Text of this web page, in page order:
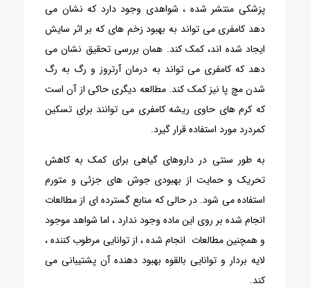
پزشکی منتشر شده ، شواهدی وجود دارد که نشان می
دهد کامفری می تواند به بهبود زخم های که بر اثر سایش
ایجاد شده اند، کمک کند. همان بررسی تحقیق نشان می
دهد که کامفری می تواند به درمان آرتروز و رگ به رگ
شدن مچ پا نیز کمک کند. مطالعه دیگری حاکی از آن است
که کرم های حاوی ریشه کامفری می توانند برای تسکین
کمردرد مورد استفاده قرار گیرد.
به طور سنتی در داروهای گیاهی برای کمک به کاهش
تحریک و حمایت از بهبودی جوش های جزئی و متورم
استفاده می شود. در حالی که منابع گسترده ای از مطالعات
انجام شده بر روی این ماده وجود ندارد ، اما شواهد موجود
و همچنین مطالعات انجام شده ، از توانایی مرطوب کننده ،
لایه بردار و توانایی بالقوه بهبود دهنده آن پشتیبانی می
کند.